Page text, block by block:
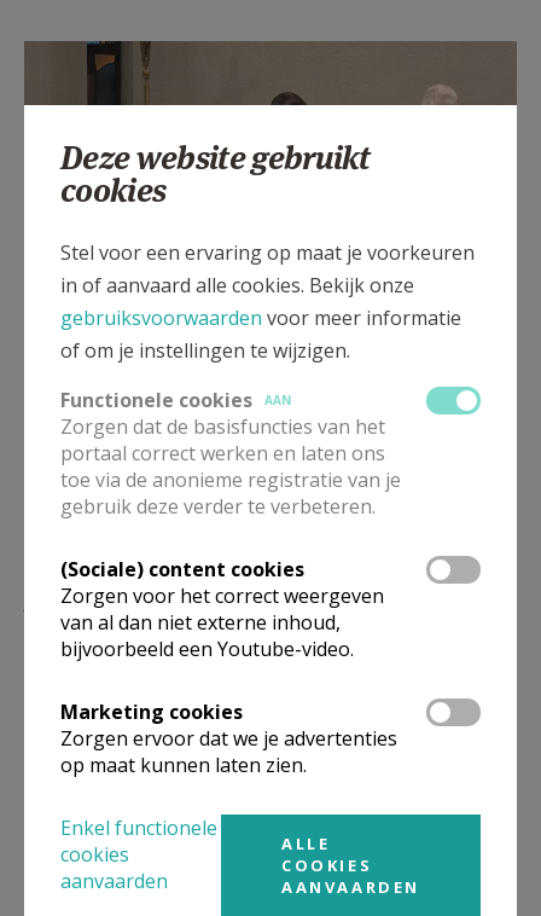
priesters © Gracy Peelman
Lees meer
Deze website gebruikt
cookies
Stel voor een ervaring op maat je voorkeuren
in of aanvaard alle cookies. Bekijk onze
gebruiksvoorwaarden voor meer informatie
of om je instellingen te wijzigen.
Functionele cookies
AAN
Zorgen dat de basisfuncties van het
portaal correct werken en laten ons
toe via de anonieme registratie van je
gebruik deze verder te verbeteren.
(Sociale) content cookies
Zorgen voor het correct weergeven
van al dan niet externe inhoud,
bijvoorbeeld een Youtube-video.
Marketing cookies
Zorgen ervoor dat we je advertenties
op maat kunnen laten zien.
Enkel functionele
cookies
aanvaarden
ALLE
COOKIES
AANVAARDEN